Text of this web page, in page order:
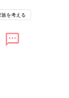
ました。中村先
し、在宅医療を
を作成。その中
難すること」で
族を考える